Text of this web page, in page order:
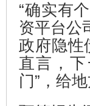
“确实有
资平台公
政府隐性
直言，
门”，给